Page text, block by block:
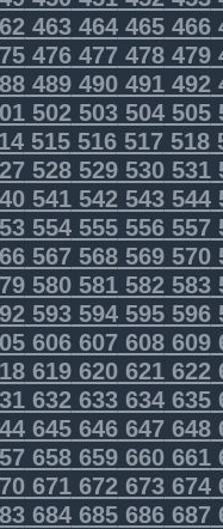
463464465466
476477478479
489490491492
502503504505
515516517518
528529530531
541542543544
554555556557
567568569570
580581582583
593594595596
606607608609
619620621622
632633634635
645646647648
658659660661
671672673674
684685686687